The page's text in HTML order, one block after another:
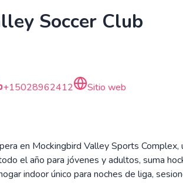
Soccer Club
+15028962412 Sitio web
en Mockingbird Valley Sports
el año para jóvenes y adultos, suma
indoor único para noches de liga,